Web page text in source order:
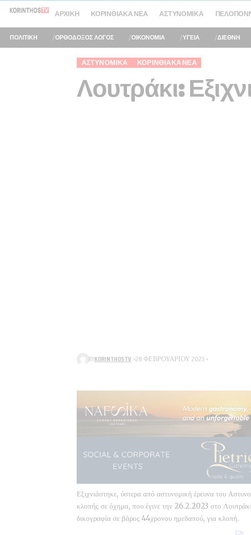
ΑΡΧΙΚΉ ΚΟΡΙΝΘΙΑΚΆ ΝΈΑ ΑΣΤΥΝΟΜΙΚΆ
ΠΟΛΙΤΙΚΗ ΟΡΘΟΔΟΞΟΣ ΛΟΓΟΣ ΟΙΚΟΝΟΜΙΑ ΥΓΕΙΑ ΔΙΕΘΝΗ
ΑΣΤΥΝΟΜΙΚΆ ΚΟΡΙΝΘΙΑΚΆ ΝΈΑ
Λουτράκι:
BYKORINTHOSTV 28 ΦΕΒΡΟΥΑΡΊΟΥ 2023
Εξιχνιάστηκε, ύστερα από αστυνομική έρευνα του
κλοπής σε όχημα, που έγινε την 26.2.2023 στο
δικογραφία σε βάρος 44χρονου ημεδαπού, για κλοπή.